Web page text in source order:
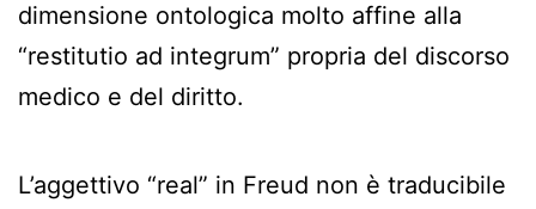
dimensione ontologica molto affine alla
“restitutio ad integrum” propria del discorso
medico e del diritto.
L’aggettivo “real” in Freud non è traducibile